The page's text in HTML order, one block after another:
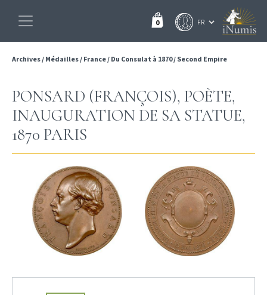
0
Archives/ Médailles/ France/ Du Consulat à 1870/ Second Empire
PONSARD (FRANÇOIS), POÈTE,
INAUGURATION DE SA STATUE,
1870 PARIS